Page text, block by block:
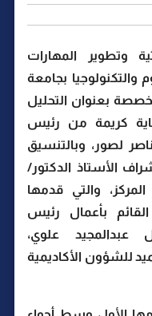
وتطوير المهارات
والتكنولوجيا بجامعة
بعنوان التحليل
كريمة من رئيس
لصور، وبالتنسيق
الأستاذ الدكتور/
والتي قدمها
بأعمال رئيس
عبدالمجيد علوي،
للشؤون الأكاديمية